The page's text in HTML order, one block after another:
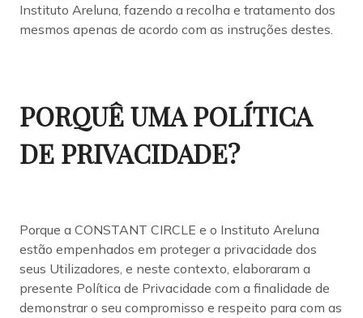
Instituto Areluna, fazendo a recolha e tratamento dos
mesmos apenas de acordo com as instruções destes.
PORQUÊ UMA POLÍTICA
DE PRIVACIDADE?
Porque a CONSTANT CIRCLE e o Instituto Areluna
estão empenhados em proteger a privacidade dos
seus Utilizadores, e neste contexto, elaboraram a
presente Política de Privacidade com a finalidade de
demonstrar o seu compromisso e respeito para com as